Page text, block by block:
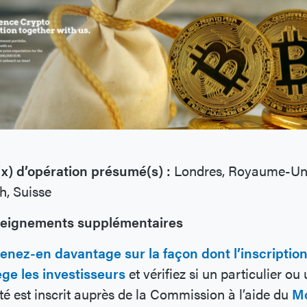
d’opération présumé(s) : Londres, Royaume-
Suisse
supplémentaires
en davantage sur la façon dont l’inscription
les investisseurset vérifiez si un particulier ou
est inscrit auprès de la Commission à l’aide du